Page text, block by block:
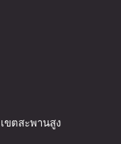
ขตสะพานสูง